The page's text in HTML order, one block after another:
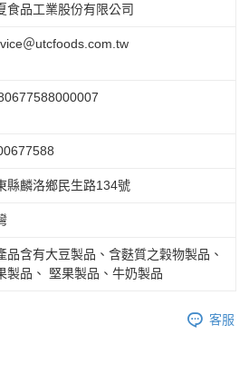
食品工業股份有限公司
＠utcfoods.com.tw
縣麟洛鄉民生路134號
品含有大豆製品、含麩質之穀物製品、
製品、 堅果製品、牛奶製品
客服